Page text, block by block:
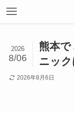
熊本
ニッ
2026
8/06
2026年8月6日